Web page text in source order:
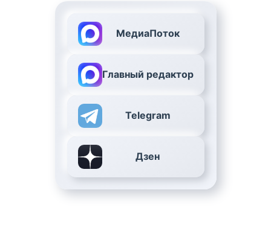
МедиаПоток
Главный редактор
Telegram
Дзен